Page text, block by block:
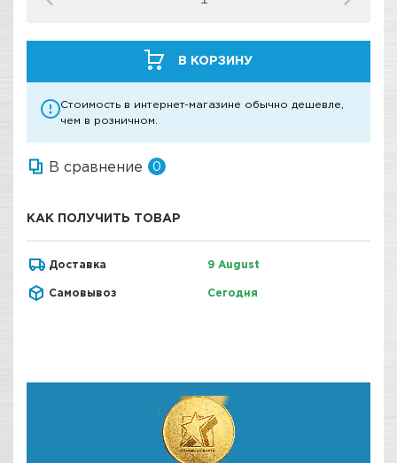
В КОРЗИНУ
Стоимость в интернет-магазине обычно дешевле,
чем в розничном.
В сравнение 0
КАК ПОЛУЧИТЬ ТОВАР
Доставка 9 August
Самовывоз Сегодня